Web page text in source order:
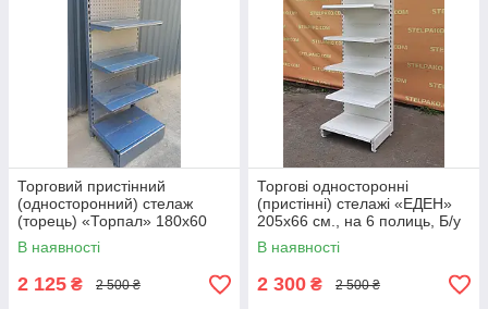
Торговий пристінний
(односторонний) стелаж
(торець) «Торпал» 180х60
см., RAL-7024, Б/у
В наявності
2 125 ₴ 2 500 ₴
Торгові односторонні
(пристінні) стелажі «ЕДЕН»
205х66 см., на 6 полиць, Б/у
В наявності
2 300 ₴ 2 500 ₴